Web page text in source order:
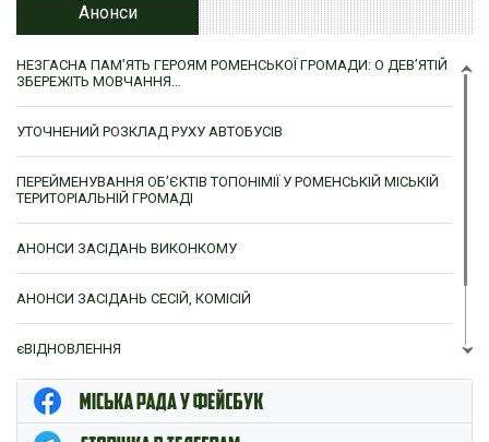
Анонси
НЕЗГАСНА ПАМ’ЯТЬ ГЕРОЯМ РОМЕНСЬКОЇ ГРОМАДИ: О ДЕВ’ЯТІЙ
ЗБЕРЕЖІТЬ МОВЧАННЯ…
УТОЧНЕНИЙ РОЗКЛАД РУХУ АВТОБУСІВ
ПЕРЕЙМЕНУВАННЯ ОБ’ЄКТІВ ТОПОНІМІЇ У РОМЕНСЬКІЙ МІСЬКІЙ
ТЕРИТОРІАЛЬНІЙ ГРОМАДІ
АНОНСИ ЗАСІДАНЬ ВИКОНКОМУ
АНОНСИ ЗАСІДАНЬ СЕСІЙ, КОМІСІЙ
єВІДНОВЛЕННЯ
ЦНАП м. Ромни